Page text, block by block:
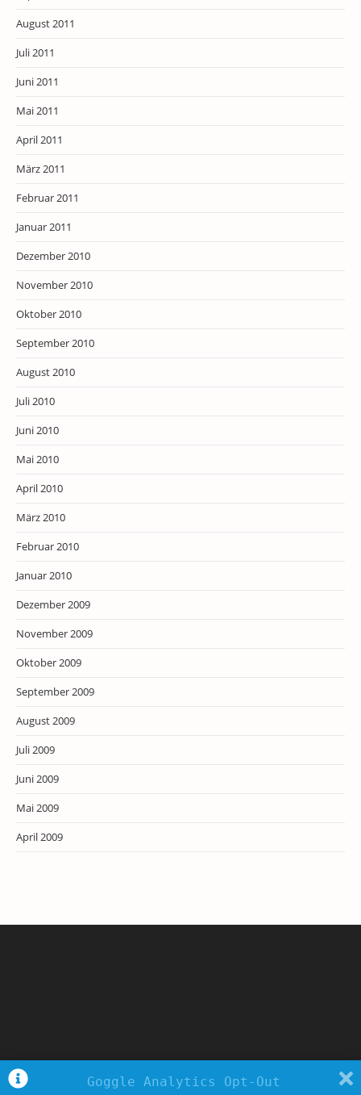
August 2011
Juli 2011
Juni 2011
Mai 2011
April 2011
März 2011
Februar 2011
Januar 2011
Dezember 2010
November 2010
Oktober 2010
September 2010
August 2010
Juli 2010
Juni 2010
Mai 2010
April 2010
März 2010
Februar 2010
Januar 2010
Dezember 2009
November 2009
Oktober 2009
September 2009
August 2009
Juli 2009
Juni 2009
Mai 2009
April 2009
Copyright - WordPress Theme by OceanWP
Goggle Analytics Opt-Out